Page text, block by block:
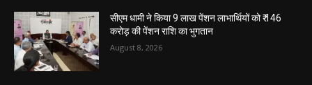
सीएम धामी ने किया 9 लाख पेंशन लाभार्थियों को ₹ 146
करोड़ की पेंशन राशि का भुगतान
August 8, 2026